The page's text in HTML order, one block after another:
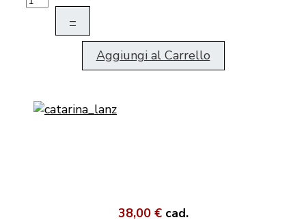
–
Aggiungi al Carrello
38,00 € cad.